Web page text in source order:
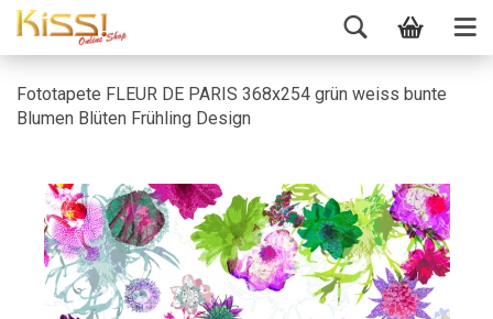
Fototapete FLEUR DE PARIS 368x254 grün weiss bunte
Blumen Blüten Frühling Design